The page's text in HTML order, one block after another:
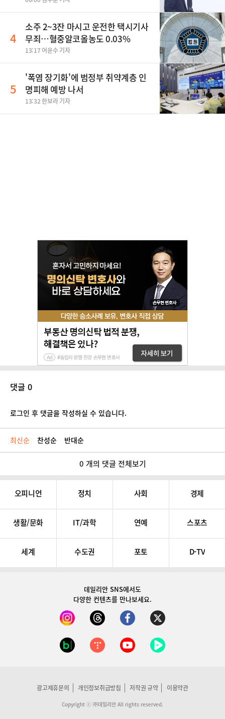
4
소주 2~3잔 마시고 운전한 택시기사
무죄…혈중알코올농도 0.03%
13:17 어윤수 기자
5
'폭염 장기화'에 범정부 취약계층 인
명피해 예방 나서
13:32 한보라 기자
댓글 0
로그인 후 댓글을 작성하실 수 있습니다.
최신순 찬성순 반대순
0 개의 댓글 전체보기
오피니언 정치 사회 경제
생활/문화 IT/과학 연예 스포츠
세계 수도권 포토 D-TV
데일리안 SNS에서도
다양한 컨텐츠를 만나보세요.
광고제휴문의 개인정보취급방침 저작권 규약 이용약관
Copyright ⓒ ㈜데일리안 All rights reserved.